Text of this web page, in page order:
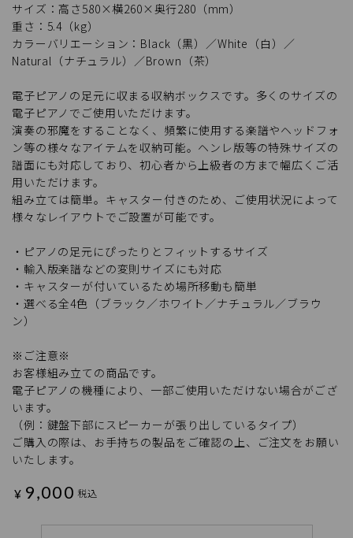
サイズ：高さ580×横260×奥行280（mm）
重さ：5.4（kg）
カラーバリエーション：Black（黒）／White（白）／
Natural（ナチュラル）／Brown（茶）
電子ピアノの足元に収まる収納ボックスです。多くのサイズの
電子ピアノでご使用いただけます。
演奏の邪魔をすることなく、頻繁に使用する楽譜やヘッドフォ
ン等の様々なアイテムを収納可能。ヘンレ版等の特殊サイズの
譜面にも対応しており、初心者から上級者の方まで幅広くご活
用いただけます。
組み立ては簡単。キャスター付きのため、ご使用状況によって
様々なレイアウトでご設置が可能です。
・ピアノの足元にぴったりとフィットするサイズ
・輸入版楽譜などの変則サイズにも対応
・キャスターが付いているため場所移動も簡単
・選べる全4色（ブラック／ホワイト／ナチュラル／ブラウ
ン）
※ご注意※
お客様組み立ての商品です。
電子ピアノの機種により、一部ご使用いただけない場合がござ
います。
（例：鍵盤下部にスピーカーが張り出しているタイプ）
ご購入の際は、お手持ちの製品をご確認の上、ご注文をお願い
いたします。
¥ 9,000 税込